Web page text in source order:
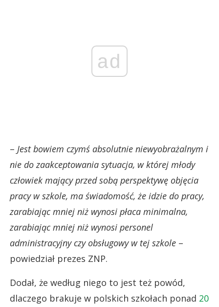
ad
– Jest bowiem czymś absolutnie niewyobrażalnym i
nie do zaakceptowania sytuacja, w której młody
człowiek mający przed sobą perspektywę objęcia
pracy w szkole, ma świadomość, że idzie do pracy,
zarabiając mniej niż wynosi płaca minimalna,
zarabiając mniej niż wynosi personel
administracyjny czy obsługowy w tej szkole –
powiedział prezes ZNP.
Dodał, że według niego to jest też powód,
dlaczego brakuje w polskich szkołach ponad 20